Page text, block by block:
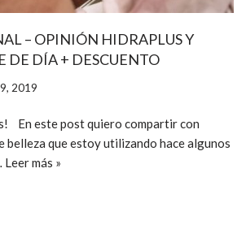
– OPINIÓN HIDRAPLUS Y
DÍA + DESCUENTO
2019
En este post quiero compartir con
belleza que estoy utilizando hace algunos
Leer más »